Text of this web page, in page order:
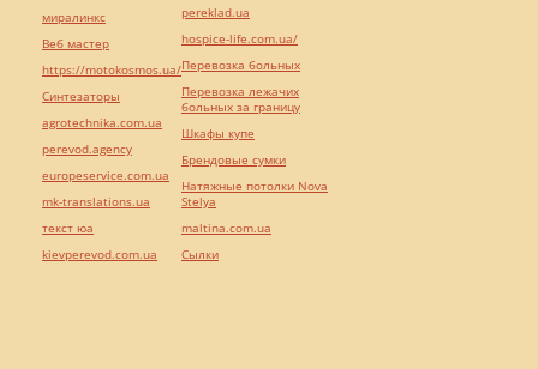
миралинкс
Веб мастер
https://motokosmos.ua/
Синтезаторы
agrotechnika.com.ua
perevod.agency
europeservice.com.ua
mk-translations.ua
текст юа
kievperevod.com.ua
pereklad.ua
hospice-life.com.ua/
Перевозка больных
Перевозка лежачих
больных за границу
Шкафы купе
Брендовые сумки
Натяжные потолки Nova
Stelya
maltina.com.ua
Cылки